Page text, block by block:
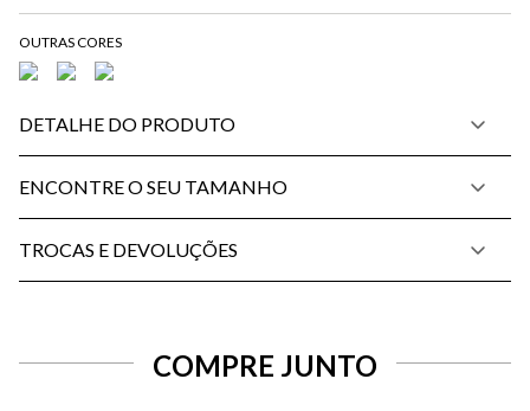
DETALHE DO PRODUTO
ENCONTRE O SEU TAMANHO
TROCAS E DEVOLUÇÕES
COMPRE JUNTO